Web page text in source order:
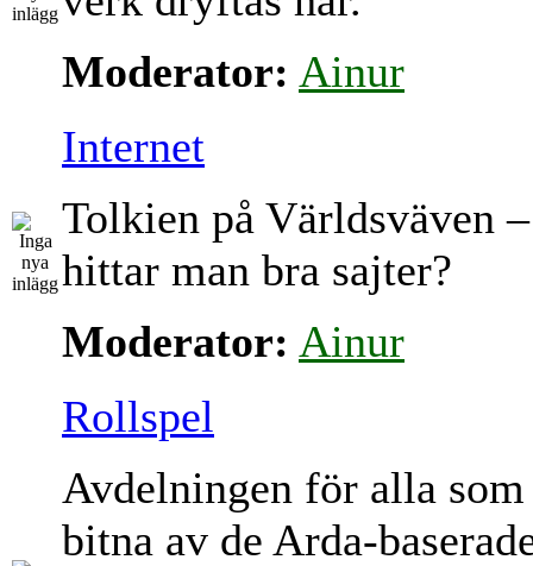
Moderator: Ainur
Internet
Tolkien på Världsväven
hittar man bra sajter?
Moderator: Ainur
Rollspel
Avdelningen för alla
bitna av de Arda-